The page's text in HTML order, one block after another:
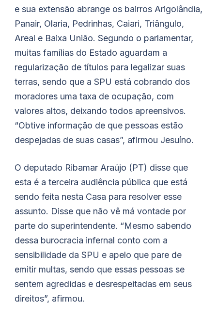
e sua extensão abrange os bairros Arigolândia,
Panair, Olaria, Pedrinhas, Caiari, Triângulo,
Areal e Baixa União. Segundo o parlamentar,
muitas famílias do Estado aguardam a
regularização de títulos para legalizar suas
terras, sendo que a SPU está cobrando dos
moradores uma taxa de ocupação, com
valores altos, deixando todos apreensivos.
“Obtive informação de que pessoas estão
despejadas de suas casas”, afirmou Jesuíno.
O deputado Ribamar Araújo (PT) disse que
esta é a terceira audiência pública que está
sendo feita nesta Casa para resolver esse
assunto. Disse que não vê má vontade por
parte do superintendente. “Mesmo sabendo
dessa burocracia infernal conto com a
sensibilidade da SPU e apelo que pare de
emitir multas, sendo que essas pessoas se
sentem agredidas e desrespeitadas em seus
direitos”, afirmou.